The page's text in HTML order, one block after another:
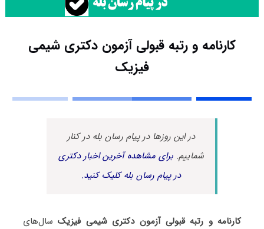
کارنامه و رتبه قبولی آزمون دکتری شیمی
فیزیک
در این روزها در پیام رسان بله در کنار
شماییم.برای مشاهده آخرین اخبار دکتری
در پیام رسان بله کلیک کنید.
کارنامه و رتبه قبولی آزمون دکتری شیمی فیزیکسال‌های